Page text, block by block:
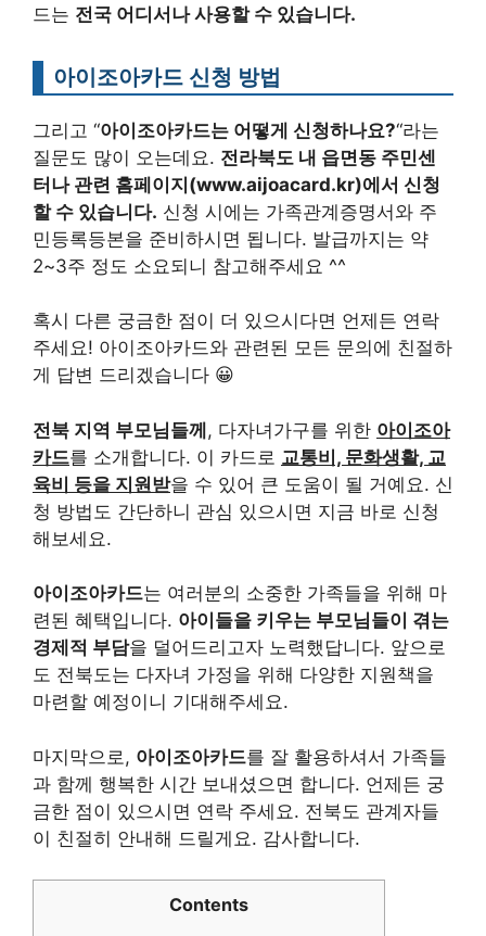
드는 전국 어디서나 사용할 수 있습니다.
아이조아카드 신청 방법
그리고 “아이조아카드는 어떻게 신청하나요?“라는
질문도 많이 오는데요. 전라북도 내 읍면동 주민센
터나 관련 홈페이지(www.aijoacard.kr)에서 신청
할 수 있습니다. 신청 시에는 가족관계증명서와 주
민등록등본을 준비하시면 됩니다. 발급까지는 약
2~3주 정도 소요되니 참고해주세요 ^^
혹시 다른 궁금한 점이 더 있으시다면 언제든 연락
주세요! 아이조아카드와 관련된 모든 문의에 친절하
게 답변 드리겠습니다 😀
전북 지역 부모님들께, 다자녀가구를 위한 아이조아
카드를 소개합니다. 이 카드로 교통비, 문화생활, 교
육비 등을 지원받을 수 있어 큰 도움이 될 거예요. 신
청 방법도 간단하니 관심 있으시면 지금 바로 신청
해보세요.
아이조아카드는 여러분의 소중한 가족들을 위해 마
련된 혜택입니다. 아이들을 키우는 부모님들이 겪는
경제적 부담을 덜어드리고자 노력했답니다. 앞으로
도 전북도는 다자녀 가정을 위해 다양한 지원책을
마련할 예정이니 기대해주세요.
마지막으로, 아이조아카드를 잘 활용하셔서 가족들
과 함께 행복한 시간 보내셨으면 합니다. 언제든 궁
금한 점이 있으시면 연락 주세요. 전북도 관계자들
이 친절히 안내해 드릴게요. 감사합니다.
Contents